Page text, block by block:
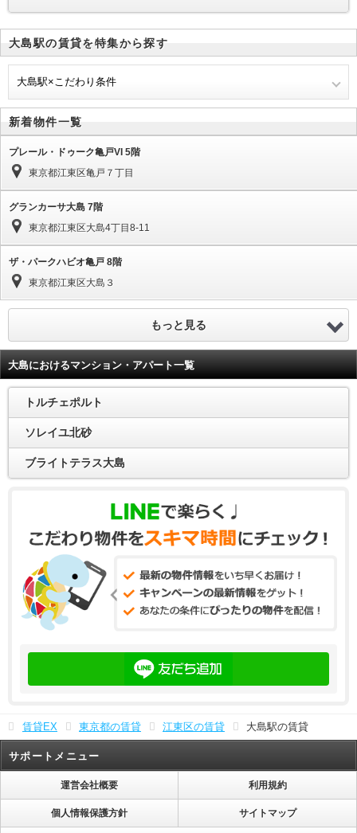
大島駅の賃貸を特集から探す
大島駅×こだわり条件
新着物件一覧
プレール・ドゥーク亀戸VI 5階
東京都江東区亀戸７丁目
グランカーサ大島 7階
東京都江東区大島4丁目8-11
ザ・パークハビオ亀戸 8階
東京都江東区大島３
もっと見る
大島におけるマンション・アパート一覧
トルチェポルト
ソレイユ北砂
ブライトテラス大島
賃貸EX 東京都の賃貸 江東区の賃貸 大島駅の賃貸
サポートメニュー
運営会社概要 利用規約
個人情報保護方針 サイトマップ